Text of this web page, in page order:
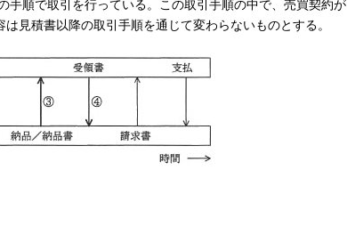
手順で取引を行っている。この取引手順の中で、売買契約が
見積書以降の取引手順を通じて変わらないものとする。